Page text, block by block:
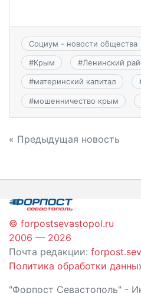
Социум - новости общества
#Крым #Ленинский
#материнский капитал
#мошенничество крым
Навигация
записям
« Предыдущая новость
© forpostsevastopol.ru
2006 — 2026
Почта редакции:
Политика обработки
"Форпост Севастополь" -